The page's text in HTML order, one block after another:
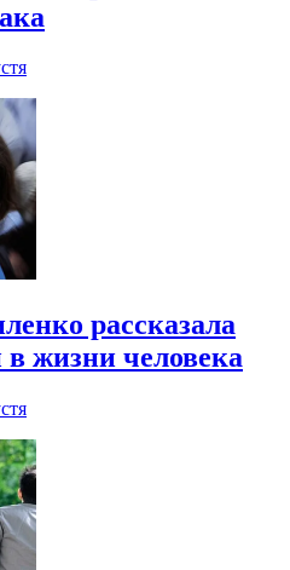
рассказала
в жизни человека